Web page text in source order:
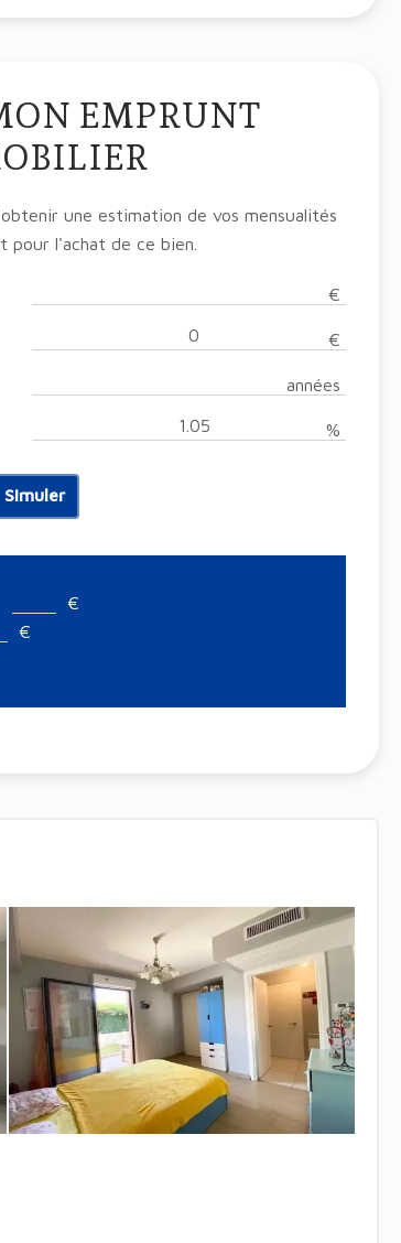
EMPRUNT
une estimation de vos mensualités
l'achat de ce bien.
€
€
années
%
Simuler
€
€